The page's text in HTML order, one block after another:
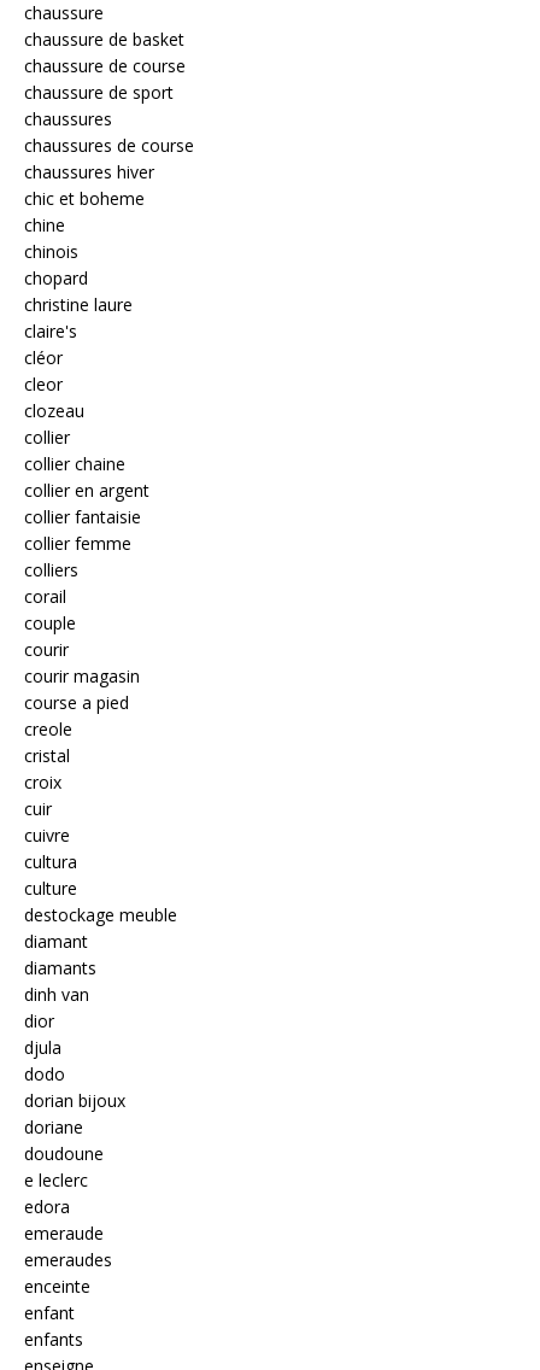
chaussure
chaussure de basket
chaussure de course
chaussure de sport
chaussures
chaussures de course
chaussures hiver
chic et boheme
chine
chinois
chopard
christine laure
claire's
cléor
cleor
clozeau
collier
collier chaine
collier en argent
collier fantaisie
collier femme
colliers
corail
couple
courir
courir magasin
course a pied
creole
cristal
croix
cuir
cuivre
cultura
culture
destockage meuble
diamant
diamants
dinh van
dior
djula
dodo
dorian bijoux
doriane
doudoune
e leclerc
edora
emeraude
emeraudes
enceinte
enfant
enfants